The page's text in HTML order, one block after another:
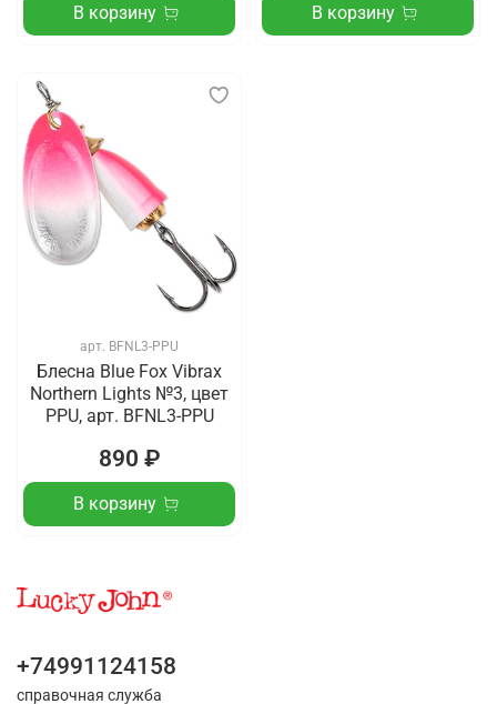
В корзину В корзину
арт. BFNL3-PPU
Блесна Blue Fox Vibrax
Northern Lights №3, цвет
PPU, арт. BFNL3-PPU
890 ₽
В корзину
+74991124158
справочная служба